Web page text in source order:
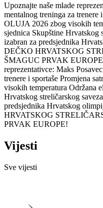
Upoznajte naše mlade
mentalnog treninga za trenere
OLUJA 2026 zbog visokih
sjednica Skupštine Hrvatskog
izabran za predsjednika
DEČKO HRVATSKOG
ŠMAGUC PRVAK
reprezentativce: Maks Posavec
trenere i sportaše Promjena
visokih temperatura Održana
Hrvatskog streličarskog saveza
predsjednika Hrvatskog
HRVATSKOG
PRVAK EUROPE!
Vijesti
Sve vijesti